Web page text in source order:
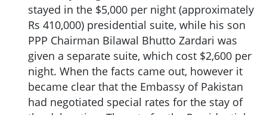
stayed in the $5,000 per night (approximately
Rs 410,000) presidential suite, while his son
PPP Chairman Bilawal Bhutto Zardari was
given a separate suite, which cost $2,600 per
night. When the facts came out, however it
became clear that the Embassy of Pakistan
had negotiated special rates for the stay of